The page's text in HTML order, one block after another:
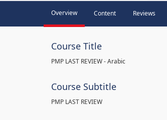
Overview Content Reviews
Course Title
PMP LAST REVIEW - Arabic
Course Subtitle
PMP LAST REVIEW